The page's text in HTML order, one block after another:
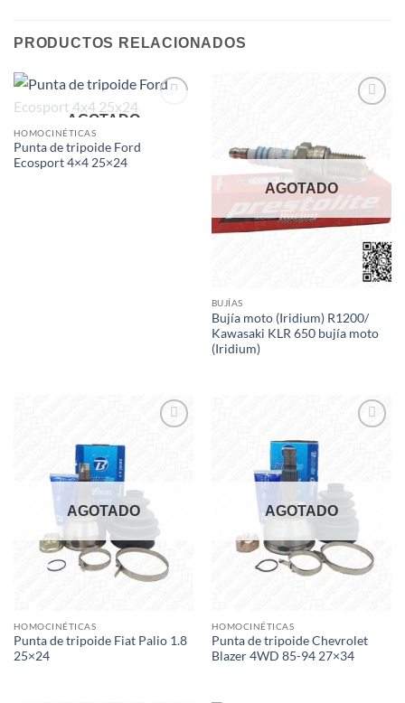
PRODUCTOS RELACIONADOS
AGOTADO
HOMOCINÉTICAS
Punta de tripoide Ford
Ecosport 4×4 25×24
AGOTADO
BUJÍAS
Bujía moto (Iridium) R1200/
Kawasaki KLR 650 bujía moto
(Iridium)
AGOTADO
HOMOCINÉTICAS
Punta de tripoide Fiat Palio 1.8
25×24
AGOTADO
HOMOCINÉTICAS
Punta de tripoide Chevrolet
Blazer 4WD 85-94 27×34